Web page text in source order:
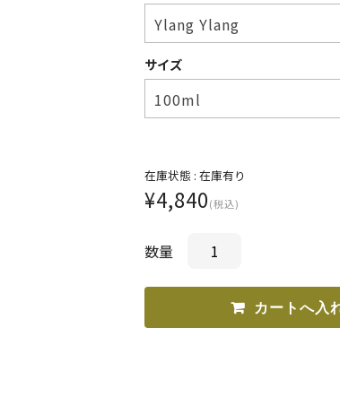
サイズ
在庫状態 :在庫有り
¥4,840(税込)
数量